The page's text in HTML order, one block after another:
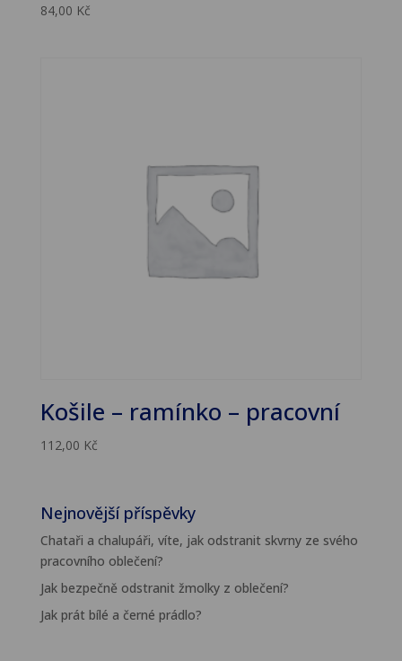
84,00 Kč
Košile – ramínko – pracovní
112,00 Kč
Nejnovější příspěvky
Chataři a chalupáři, víte, jak odstranit skvrny ze svého
pracovního oblečení?
Jak bezpečně odstranit žmolky z oblečení?
Jak prát bílé a černé prádlo?